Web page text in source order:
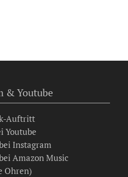
& Youtube
Auftritt
Youtube
Instagram
Amazon Music
Ohren)